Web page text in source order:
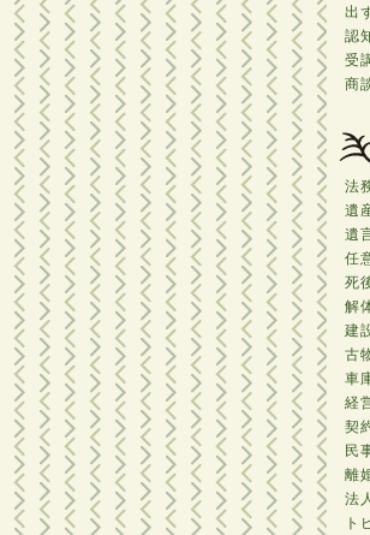
出
認
受
商
法
遺
遺
任
死
解
建
古
車
経
契
民
離
法
ト